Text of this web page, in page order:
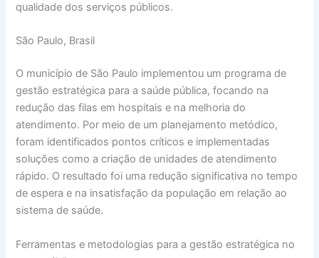
qualidade dos serviços públicos.
São Paulo, Brasil
O município de São Paulo implementou um programa de
gestão estratégica para a saúde pública, focando na
redução das filas em hospitais e na melhoria do
atendimento. Por meio de um planejamento metódico,
foram identificados pontos críticos e implementadas
soluções como a criação de unidades de atendimento
rápido. O resultado foi uma redução significativa no tempo
de espera e na insatisfação da população em relação ao
sistema de saúde.
Ferramentas e metodologias para a gestão estratégica no